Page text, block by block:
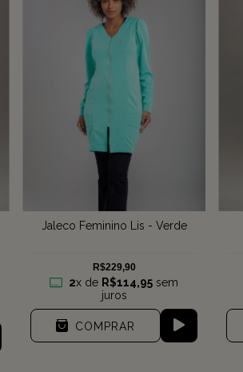
Jaleco Feminino Lis - Verde
R$229,90
2x de R$114,95sem
juros
COMPRAR